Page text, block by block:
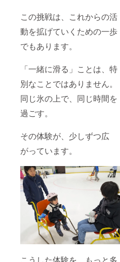
この挑戦は、これからの活
動を拡げていくための一歩
でもあります。
「一緒に滑る」ことは、特
別なことではありません。
同じ氷の上で、同じ時間を
過ごす。
その体験が、少しずつ広
がっています。
こうした体験を、もっと多